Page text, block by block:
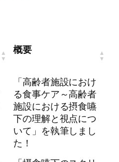
概要
「高齢者施設におけ
る食事ケア～高齢者
施設における摂食嚥
下の理解と視点につ
いて」を執筆しまし
た！